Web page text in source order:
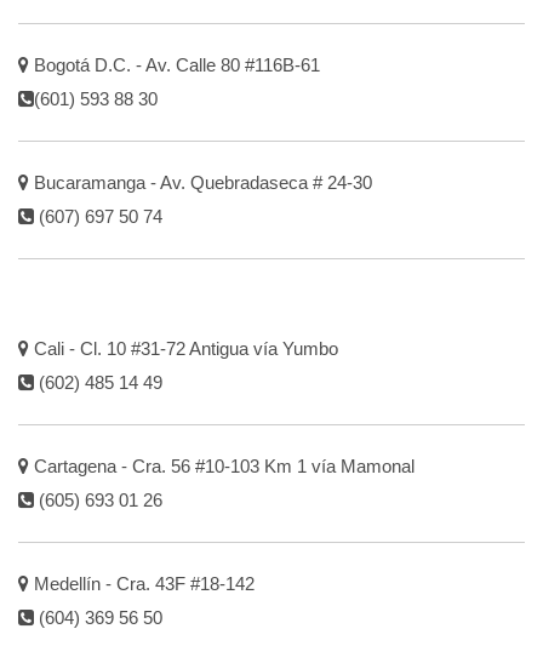
Bogotá D.C. - Av. Calle 80 #116B-61
(601) 593 88 30
Bucaramanga - Av. Quebradaseca # 24-30
(607) 697 50 74
Cali - Cl. 10 #31-72 Antigua vía Yumbo
(602) 485 14 49
Cartagena - Cra. 56 #10-103 Km 1 vía Mamonal
(605) 693 01 26
Medellín - Cra. 43F #18-142
(604) 369 56 50